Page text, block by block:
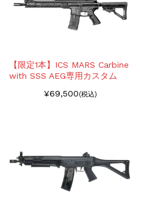
【限定1本】ICS MARS Carbine
with SSS AEG専用カスタム
¥69,500(税込)